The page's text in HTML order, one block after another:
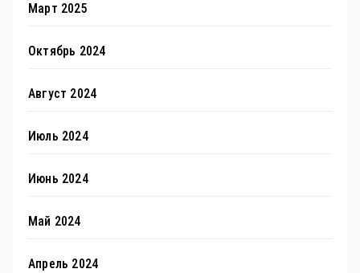
Март 2025
Октябрь 2024
Август 2024
Июль 2024
Июнь 2024
Май 2024
Апрель 2024